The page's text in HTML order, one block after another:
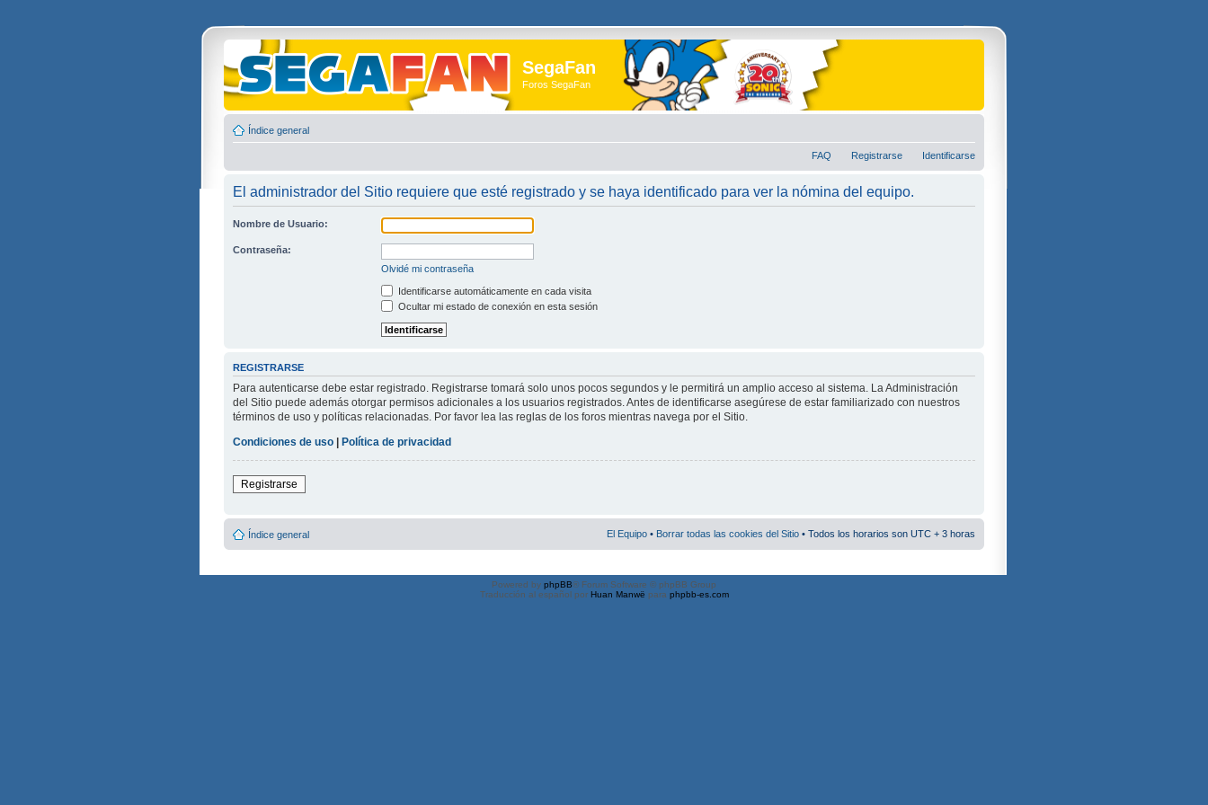
SegaFan
Foros SegaFan
Índice general
FAQ Registrarse Identificarse
El administrador del Sitio requiere que esté registrado y se haya identificado para ver la nómina del equipo.
Nombre de Usuario:
Contraseña:
Olvidé mi contraseña
Identificarse automáticamente en cada visita
Ocultar mi estado de conexión en esta sesión
REGISTRARSE
Para autenticarse debe estar registrado. Registrarse tomará solo unos pocos segundos y le permitirá un amplio acceso al sistema. La Administración
del Sitio puede además otorgar permisos adicionales a los usuarios registrados. Antes de identificarse asegúrese de estar familiarizado con nuestros
términos de uso y políticas relacionadas. Por favor lea las reglas de los foros mientras navega por el Sitio.
Condiciones de uso
Política de privacidad
Registrarse
Índice general El Equipo • Borrar todas las cookies del Sitio • Todos los horarios son UTC + 3 horas
Powered by phpBB® Forum Software © phpBB Group
Traducción al español por Huan Manwë para phpbb-es.com